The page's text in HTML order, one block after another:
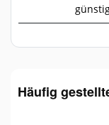
Häufig